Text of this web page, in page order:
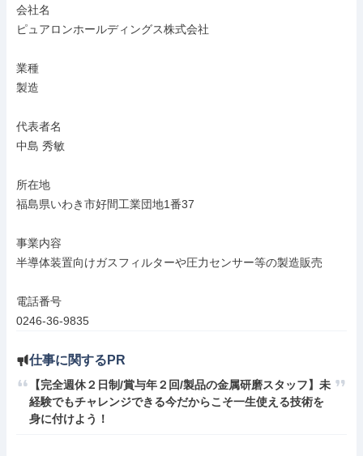
会社名
ピュアロンホールディングス株式会社
業種
製造
代表者名
中島 秀敏
所在地
福島県いわき市好間工業団地1番37
事業内容
半導体装置向けガスフィルターや圧力センサー等の製造販売
電話番号
0246-36-9835
仕事に関するPR
【完全週休２日制/賞与年２回/製品の金属研磨スタッフ】未
経験でもチャレンジできる今だからこそ一生使える技術を
身に付けよう！